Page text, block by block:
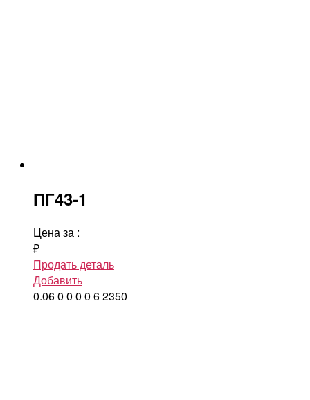
ПГ43-1
Цена за :
₽
Продать деталь
Добавить
0.060 0 0 0 62350